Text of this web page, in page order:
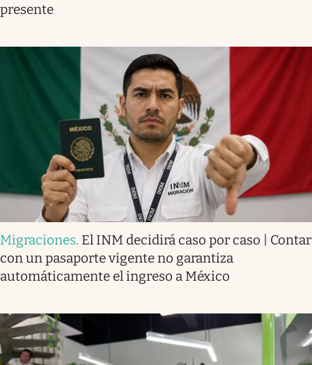
presente
Migraciones. El INM decidirá caso por caso | Contar
con un pasaporte vigente no garantiza
automáticamente el ingreso a México